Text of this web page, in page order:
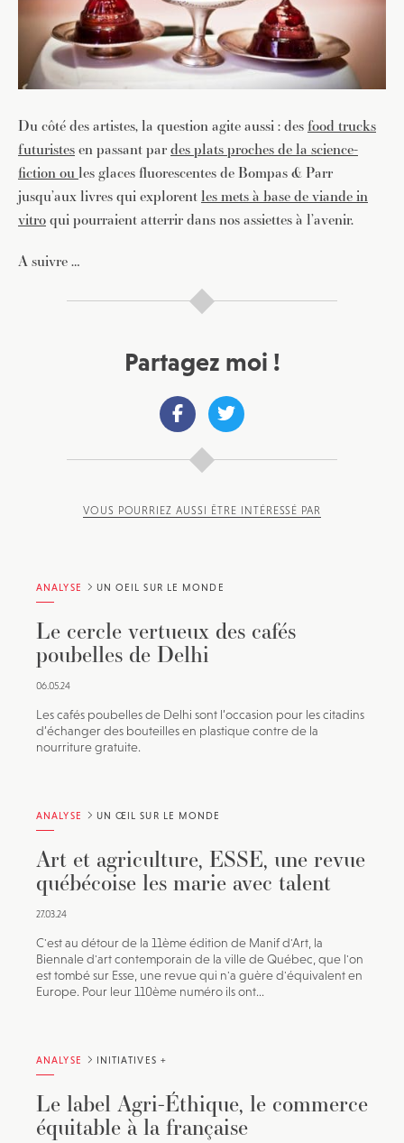
Du côté des artistes, la question agite aussi : desfood trucks
futuristesen passant pardes plats proches de la science-
fiction oules glaces fluorescentes de Bompas & Parr
jusqu’aux livres qui explorentles mets à base de viande in
vitroqui pourraient atterrir dans nos assiettes à l’avenir.
A suivre …
Partagez moi !
VOUS POURRIEZ AUSSI ÊTRE INTÉRESSÉ PAR
ANALYSE UN OEIL SUR LE MONDE
Le cercle vertueux des cafés
poubelles de Delhi
06.05.24
Les cafés poubelles de Delhi sont l’occasion pour les citadins
d’échanger des bouteilles en plastique contre de la
nourriture gratuite.
ANALYSE UN ŒIL SUR LE MONDE
Art et agriculture, ESSE, une revue
québécoise les marie avec talent
27.03.24
C'est au détour de la 11ème édition de Manif d'Art, la
Biennale d'art contemporain de la ville de Québec, que l'on
est tombé sur Esse, une revue qui n'a guère d'équivalent en
Europe. Pour leur 110ème numéro ils ont...
ANALYSE INITIATIVES +
Le label Agri-Éthique, le commerce
équitable à la française
JE M'INSCRIS À LA NEWSLETTER
Pour recevoir toutes les deux semaines notre lettre
d’info avec une sélection d’articles …